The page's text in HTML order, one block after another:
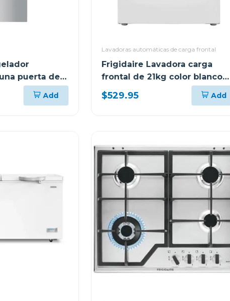
puerta de
Add
Lavadoras automáticas de carga frontal
Frigidaire Lavadora carga
frontal de 21kg color blanco
fwfx22d4
$529.95 Add